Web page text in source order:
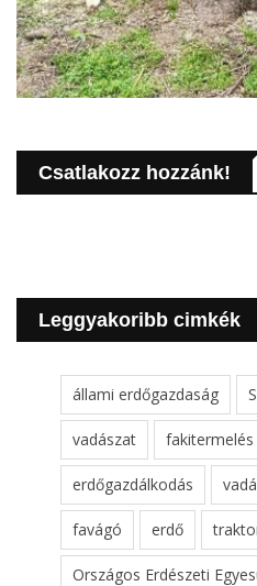
Csatlakozz hozzánk!
Leggyakoribb cimkék
állami erdőgazdaság
vadászat fakitermelés
erdőgazdálkodás
favágó erdő
Országos Erdészeti